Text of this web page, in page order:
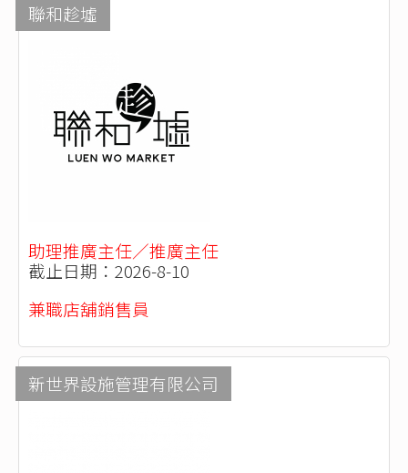
聯和趁墟
助理推廣主任／推廣主任
截止日期：2026-8-10
兼職店舖銷售員
新世界設施管理有限公司